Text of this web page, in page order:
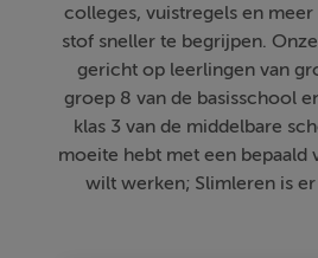
colleges, vuistregels en
stof sneller te begrijpen.
gericht op leerlingen van
groep 8 van de basisschool
klas 3 van de middelbare
moeite hebt met een bepaald
wilt werken; Slimleren is